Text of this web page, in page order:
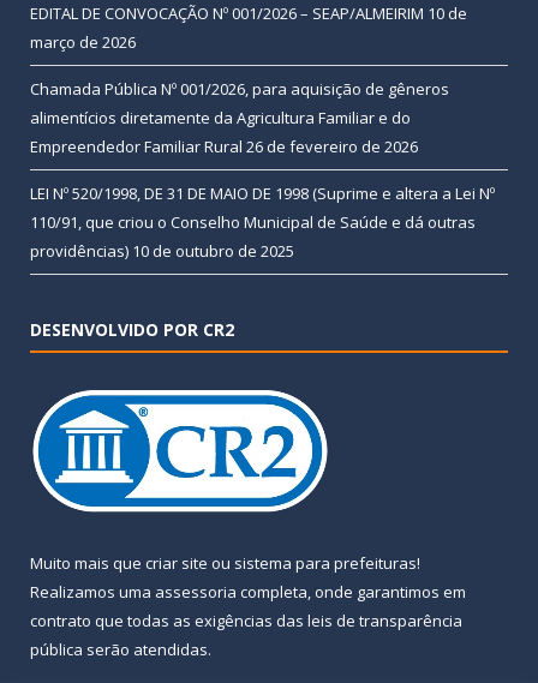
EDITAL DE CONVOCAÇÃO Nº 001/2026 – SEAP/ALMEIRIM 10 de
março de 2026
Chamada Pública Nº 001/2026, para aquisição de gêneros
alimentícios diretamente da Agricultura Familiar e do
Empreendedor Familiar Rural 26 de fevereiro de 2026
LEI Nº 520/1998, DE 31 DE MAIO DE 1998 (Suprime e altera a Lei Nº
110/91, que criou o Conselho Municipal de Saúde e dá outras
providências) 10 de outubro de 2025
DESENVOLVIDO POR CR2
Muito mais que criar site ou sistema para prefeituras!
Realizamos uma assessoria completa, onde garantimos em
contrato que todas as exigências das leis de transparência
pública serão atendidas.